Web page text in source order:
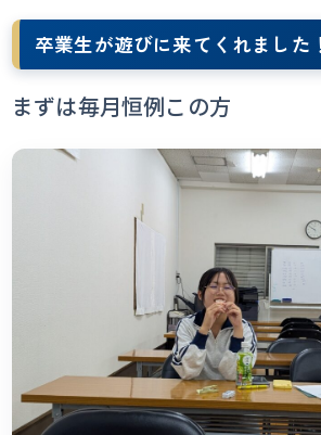
卒業生が遊びに来てくれました
まずは毎月恒例この方